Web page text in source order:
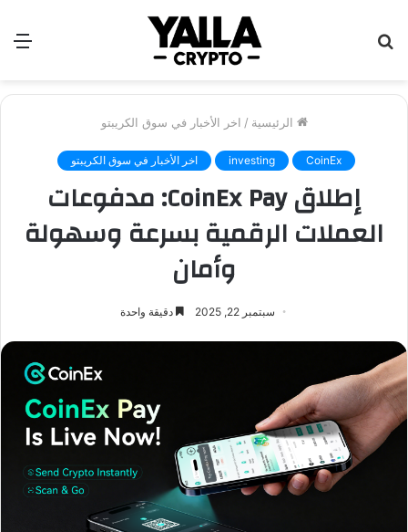
الرئيسية / اخر الأخبار في سوق الكريبتو
CoinEx
investing اخر الأخبار في سوق الكريبتو
إطلاق CoinEx Pay: مدفوعات
العملات الرقمية بسرعة وسهولة
وأمان
سبتمبر 22, 2025 دقيقة واحدة